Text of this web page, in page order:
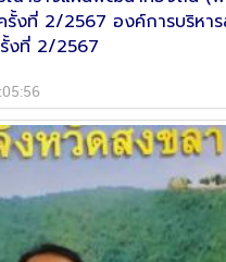
รั้งที่ 2/2567 องค์การบริหา
งที่ 2/2567